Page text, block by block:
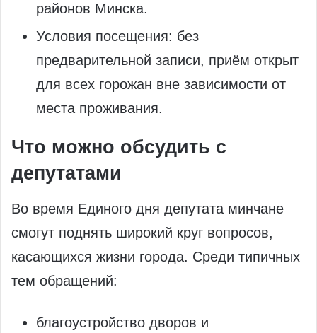
районов Минска.
Условия посещения: без
предварительной записи, приём открыт
для всех горожан вне зависимости от
места проживания.
Что можно обсудить с
депутатами
Во время Единого дня депутата минчане
смогут поднять широкий круг вопросов,
касающихся жизни города. Среди типичных
тем обращений:
благоустройство дворов и